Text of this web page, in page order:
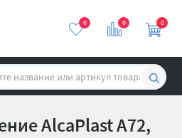
0 0 0
AlcaPlast A72,